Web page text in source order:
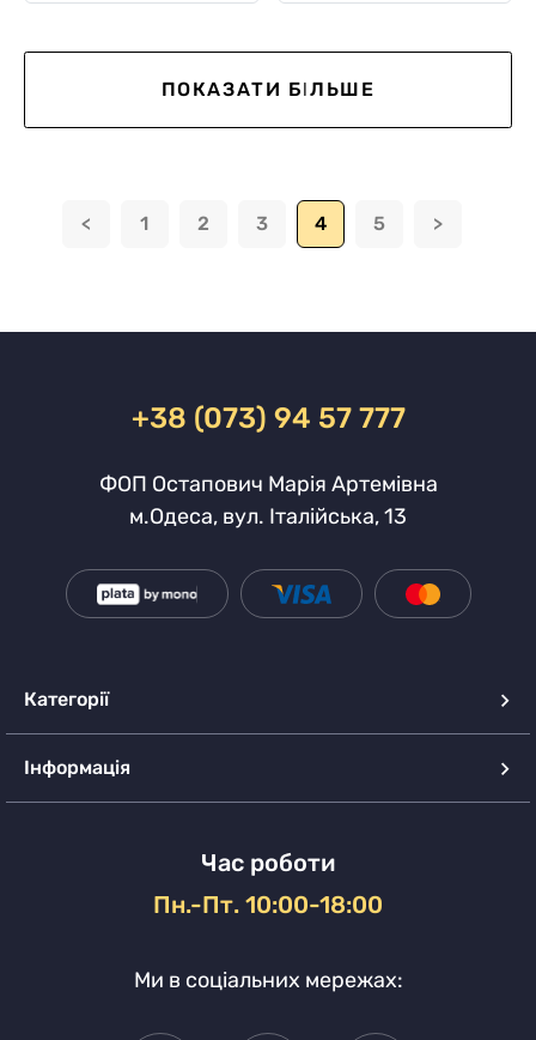
ПОКАЗАТИ БІЛЬШЕ
< 1 2 3 4 5 >
+38 (073) 94 57 777
ФОП Остапович Марія Артемівна
м.Одеса, вул. Італійська, 13
Категорії
Інформація
Час роботи
Пн.-Пт. 10:00-18:00
Ми в соціальних мережах: